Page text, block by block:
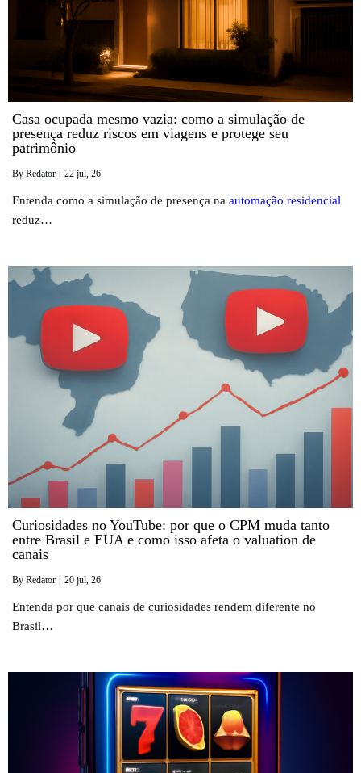
Casa ocupada mesmo vazia: como a simulação de
presença reduz riscos em viagens e protege seu
patrimônio
By Redator 22 jul, 26
Entenda como a simulação de presença na automação residencial
reduz…
Curiosidades no YouTube: por que o CPM muda tanto
entre Brasil e EUA e como isso afeta o valuation de
canais
By Redator | 20 jul, 26
Entenda por que canais de curiosidades rendem diferente no
Brasil…